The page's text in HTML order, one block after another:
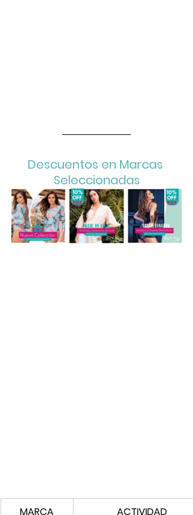
Descuentos en Marcas
Seleccionadas
MARCA ACTIVIDAD